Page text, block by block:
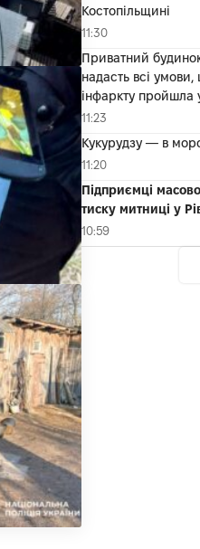
Костопільщині
11:30
Приватний
надасть всі умови,
інфаркту пройшла
11:23
Кукурудзу — в
11:20
Підприємці
тиску митниці у
10:59